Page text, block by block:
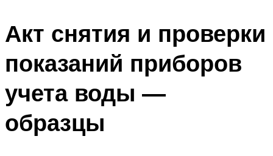
Акт снятия и проверки
показаний приборов
учета воды —
образцы